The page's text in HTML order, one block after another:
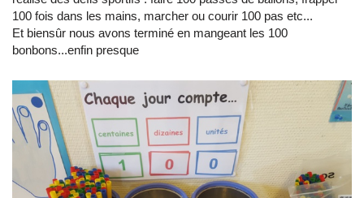
100 fois dans les mains, marcher ou courir 100 pas etc...
Et biensûr nous avons terminé en mangeant les 100
bonbons...enfin presque